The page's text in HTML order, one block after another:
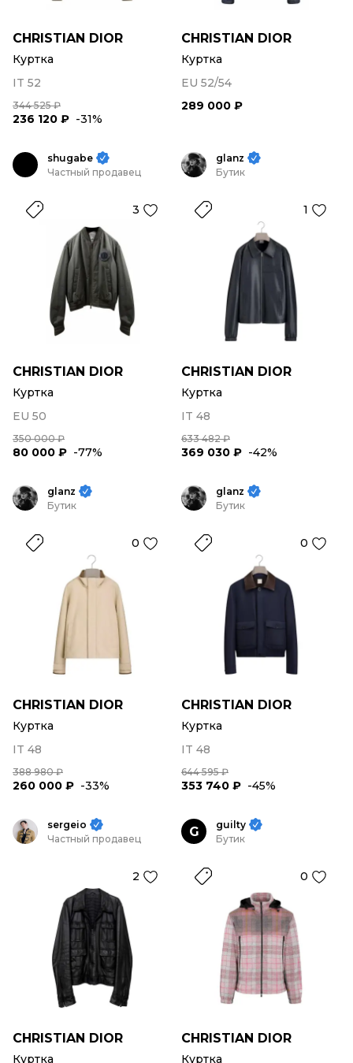
CHRISTIAN DIOR
Куртка
IT 52
344 525 ₽
236 120 ₽ -31%
CHRISTIAN DIOR
Куртка
EU 52/54
289 000 ₽
shugabe
Частный продавец
3
CHRISTIAN DIOR
Куртка
EU 50
350 000 ₽
80 000 ₽ -77%
glanz
Бутик
1
CHRISTIAN DIOR
Куртка
IT 48
633 482 ₽
369 030 ₽ -42%
glanz
Бутик
0
CHRISTIAN DIOR
Куртка
IT 48
388 980 ₽
260 000 ₽ -33%
glanz
Бутик
0
CHRISTIAN DIOR
Куртка
IT 48
644 595 ₽
353 740 ₽ -45%
sergeio
Частный продавец
2
CHRISTIAN DIOR
Куртка
G
guilty
Бутик
0
CHRISTIAN DIOR
Куртка